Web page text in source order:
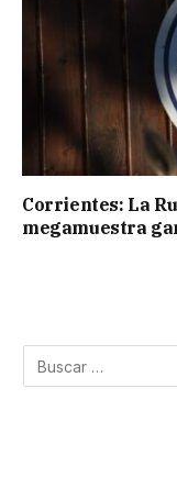
Corrientes: La
megamuestra